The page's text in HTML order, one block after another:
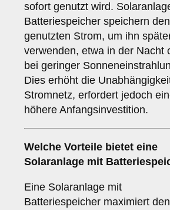
sofort genutzt wird.
Batteriespeicher speichern
genutzten Strom, um ihn
verwenden, etwa in der Nacht
bei geringer
Dies erhöht die
Stromnetz, erfordert jedoch
höhere Anfangsinvestition.
Welche Vorteile bietet eine
Solaranlage mit
Eine Solaranlage mit
Batteriespeicher maximiert den